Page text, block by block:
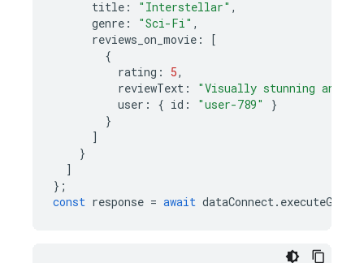
title : "Interstellar" ,
genre : "Sci-Fi" ,
reviews_on_movie :
[
{
rating : 5,
reviewText :
"Visually stunning and
user : { id : "user-789"
}
}
]
}
]
};
const response = await dataConnect.